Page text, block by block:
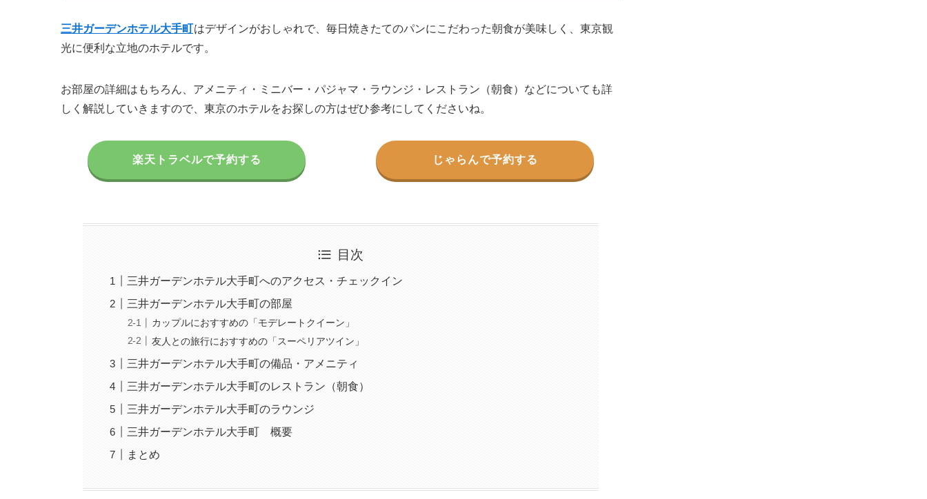
三井ガーデンホテル大手町はデザインがおしゃれで、毎日焼きたてのパンにこだわった朝食が美味しく、東京観
光に便利な立地のホテルです。
お部屋の詳細はもちろん、アメニティ・ミニバー・パジャマ・ラウンジ・レストラン（朝食）などについても詳
しく解説していきますので、東京のホテルをお探しの方はぜひ参考にしてくださいね。
楽天トラベルで予約する じゃらんで予約する
目次
三井ガーデンホテル大手町へのアクセス・チェックイン
三井ガーデンホテル大手町の部屋
カップルにおすすめの「モデレートクイーン」
友人との旅行におすすめの「スーペリアツイン」
三井ガーデンホテル大手町の備品・アメニティ
三井ガーデンホテル大手町のレストラン（朝食）
三井ガーデンホテル大手町のラウンジ
三井ガーデンホテル大手町 概要
まとめ